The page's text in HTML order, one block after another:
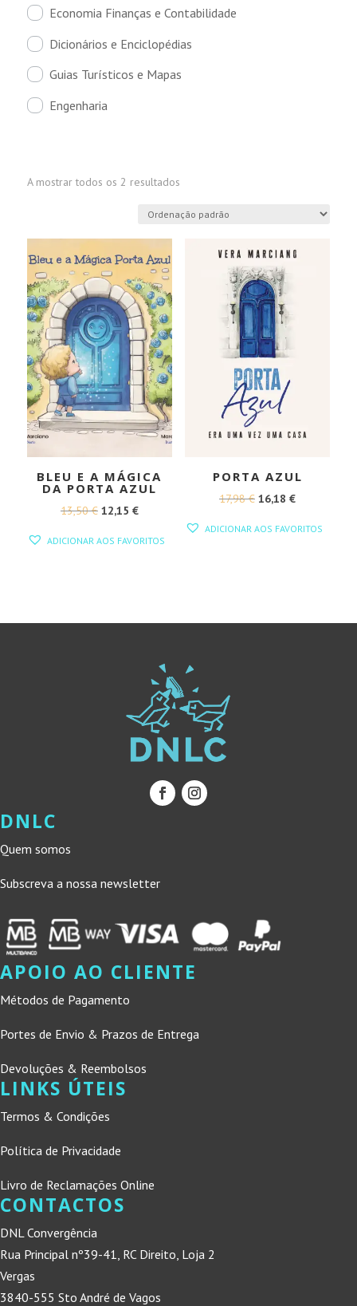
Economia Finanças e Contabilidade
Dicionários e Enciclopédias
Guias Turísticos e Mapas
Engenharia
A mostrar todos os 2 resultados
BLEU E A MÁGICA
DA PORTA AZUL
13,50€ O
12,15 €O
ADICIONAR AOS FAVORITOS
PORTA AZUL
17,98€ O
16,18 €O
ADICIONAR AOS FAVORITOS
DNLC
Quem somos
Subscreva a nossa newsletter
APOIO AO CLIENTE
Métodos de Pagamento
Portes de Envio & Prazos de Entrega
Devoluções & Reembolsos
LINKS ÚTEIS
Termos & Condições
Política de Privacidade
Livro de Reclamações Online
CONTACTOS
DNL Convergência
Rua Principal nº39-41, RC Direito, Loja 2
Vergas
3840-555 Sto André de Vagos